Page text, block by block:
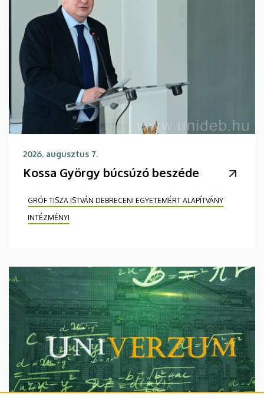
2026. augusztus 7.
Kossa György búcsúzó beszéde
GRÓF TISZA ISTVÁN DEBRECENI EGYETEMÉRT ALAPÍTVÁNY
INTÉZMÉNYI